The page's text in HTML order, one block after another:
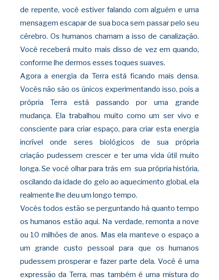
de repente, você estiver falando com alguém e uma
mensagem escapar de sua boca sem passar pelo seu
cérebro. Os humanos chamam a isso de canalização.
Você receberá muito mais disso de vez em quando,
conforme lhe dermos esses toques suaves.
Agora a energia da Terra está ficando mais densa.
Vocês não são os únicos experimentando isso, pois a
própria Terra está passando por uma grande
mudança. Ela trabalhou muito como um ser vivo e
consciente para criar espaço, para criar esta energia
incrível onde seres biológicos de sua própria
criação pudessem crescer e ter uma vida útil muito
longa. Se você olhar para trás em sua própria história,
oscilando da idade do gelo ao aquecimento global, ela
realmente lhe deu um longo tempo.
Vocês todos estão se perguntando há quanto tempo
os humanos estão aqui. Na verdade, remonta a nove
ou 10 milhões de anos. Mas ela manteve o espaço a
um grande custo pessoal para que os humanos
pudessem prosperar e fazer parte dela. Você é uma
expressão da Terra, mas também é uma mistura do